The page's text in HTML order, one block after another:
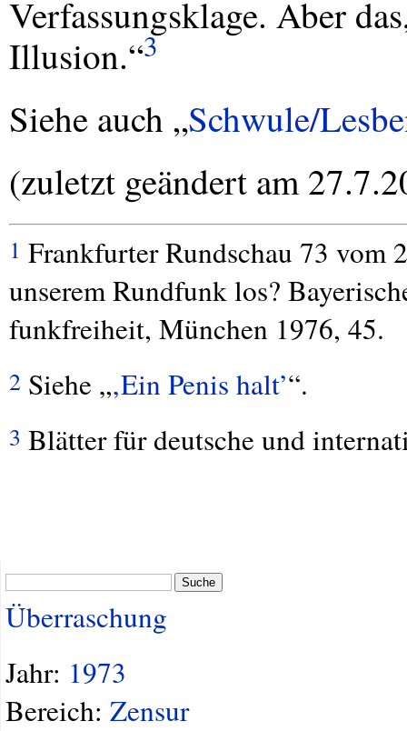
Verfassungsklage. Aber
Illusion.“3
Siehe auch „Schwule/
(zuletzt geändert am
1 Frankfurter Rundschau 73 vom
unserem Rundfunk los?
funkfreiheit, München 1976, 45.
2 Siehe „‚Ein Penis halt’“.
3 Blätter für deutsche und
Suche
Überraschung
Jahr: 1973
Bereich: Zensur